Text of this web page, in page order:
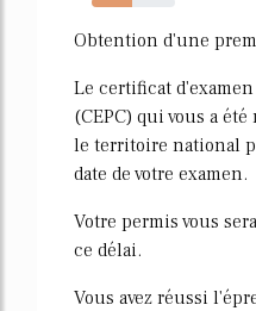
49%
Obtention d'une
Le certificat
(CEPC) qui vous a
le territoire national
date de votre examen.
Votre permis vous
ce délai.
Vous avez réussi